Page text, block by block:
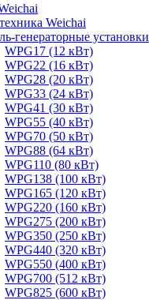
Weichai
генераторные установки
WPG17 (12 кВт)
WPG22 (16 кВт)
WPG28 (20 кВт)
WPG33 (24 кВт)
WPG41 (30 кВт)
WPG55 (40 кВт)
WPG70 (50 кВт)
WPG88 (64 кВт)
WPG110 (80 кВт)
WPG138 (100 кВт)
WPG165 (120 кВт)
WPG220 (160 кВт)
WPG275 (200 кВт)
WPG350 (250 кВт)
WPG440 (320 кВт)
WPG550 (400 кВт)
WPG700 (512 кВт)
WPG825 (600 кВт)